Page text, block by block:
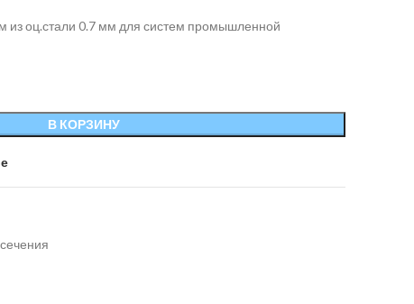
из оц.стали 0.7 мм для систем промышленной
В КОРЗИНУ